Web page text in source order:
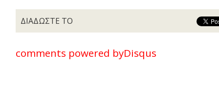
ΔΙΑΔΩΣΤΕ ΤΟ
comments powered byDisqus